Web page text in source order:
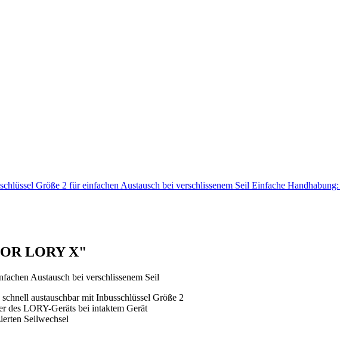
Größe 2 für einfachen Austausch bei verschlissenem Seil Einfache
LORY X"
Austausch bei verschlissenem Seil
austauschbar mit Inbusschlüssel Größe 2
des LORY-Geräts bei intaktem Gerät
Seilwechsel